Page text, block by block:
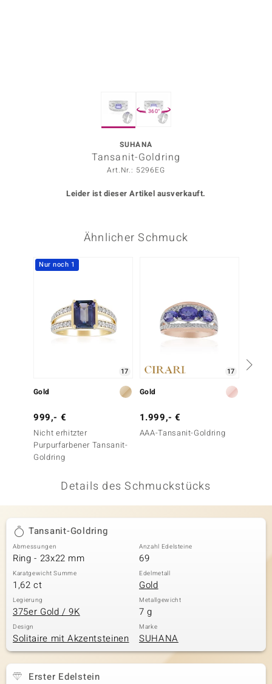
BY DE MELO
Collection
Classics
360°
SUHANA
Tansanit-Goldring
Art.Nr.: 5296EG
Leider ist dieser Artikel ausverkauft.
Ähnlicher Schmuck
Nur noch 1
17
Gold
999,- €
Nicht erhitzter
Purpurfarbener Tansanit-
Goldring
17
Gold
1.999,- €
AAA-Tansanit-Goldring
Details des Schmuckstücks
Tansanit-Goldring
Abmessungen
Ring - 23x22 mm
Anzahl Edelsteine
69
Karatgewicht Summe
1,62 ct
Edelmetall
Gold
Legierung
375er Gold / 9K
Metallgewicht
7 g
Design
Solitaire mit Akzentsteinen
Marke
SUHANA
Erster Edelstein